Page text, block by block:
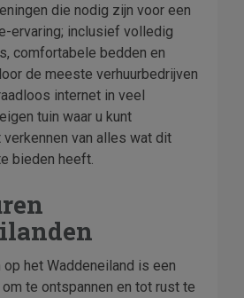
die nodig zijn voor een
ervaring; inclusief volledig
comfortabele bedden en
de meeste verhuurbedrijven
internet in veel
tuin waar u kunt
verkennen van alles wat dit
bieden heeft.
op het Waddeneiland is een
te ontspannen en tot rust te